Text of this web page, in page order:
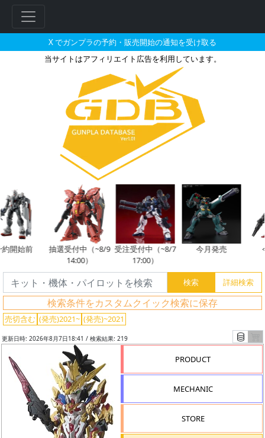
X でガンプラの予約・販売開始の通知を受け取る
当サイトはアフィリエイト広告を利用しています。
2021年に販売される販売・再販
前
抽選受付中（~8/9
14:00）
受注受付中（~8/7
17:00）
今月発売 今
検索条件をカスタムクイック検索に保存
売切含む (発売)2021~ (発売)~2021
更新日時: 2026年8月7日18:41 / 検索結果: 219
PRODUCT
MECHANIC
STORE